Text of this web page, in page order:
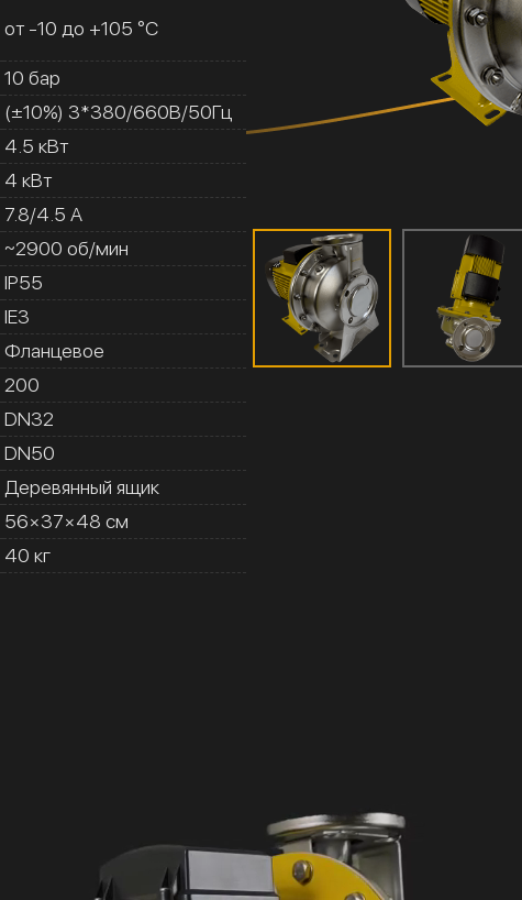
от -10 до +105 °C
10 бар
(±10%) 3*380/660В/50Гц
4.5 кВт
4 кВт
7.8/4.5 A
~2900 об/мин
IP55
IE3
Фланцевое
200
DN32
DN50
Деревянный ящик
56×37×48 см
40 кг